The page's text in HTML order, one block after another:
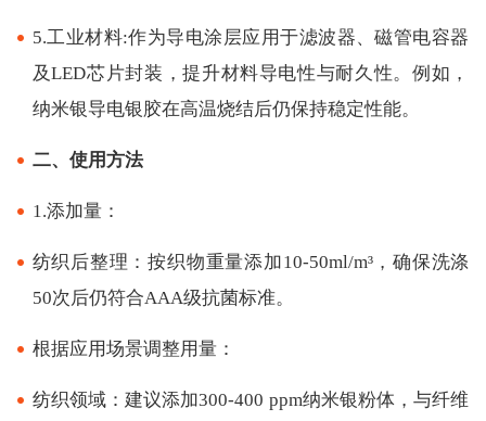
5.工业材料:作为导电涂层应用于滤波器、磁管电容器
及LED芯片封装，提升材料导电性与耐久性。例如，
纳米银导电银胶在高温烧结后仍保持稳定性能。
二、使用方法
1.添加量：
纺织后整理：按织物重量添加10-50ml/m³，确保洗涤
50次后仍符合AAA级抗菌标准。
根据应用场景调整用量：
纺织领域：建议添加300-400 ppm纳米银粉体，与纤维